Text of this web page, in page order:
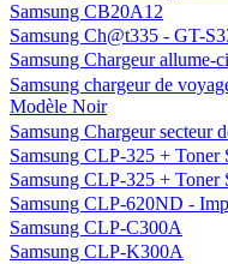
Samsung CB20A12
Samsung Ch@t335 - GT-
Samsung Chargeur allume-
Samsung chargeur de
Modèle Noir
Samsung Chargeur secteur
Samsung CLP-325 +
Samsung CLP-325 +
Samsung CLP-620ND -
Samsung CLP-C300A
Samsung CLP-K300A